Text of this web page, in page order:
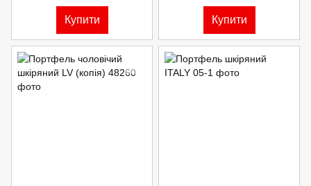
Купити Купити